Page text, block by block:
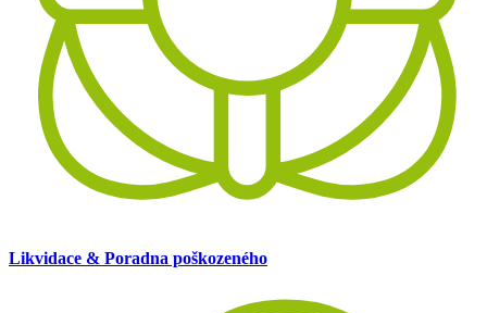
Likvidace & Poradna poškozeného